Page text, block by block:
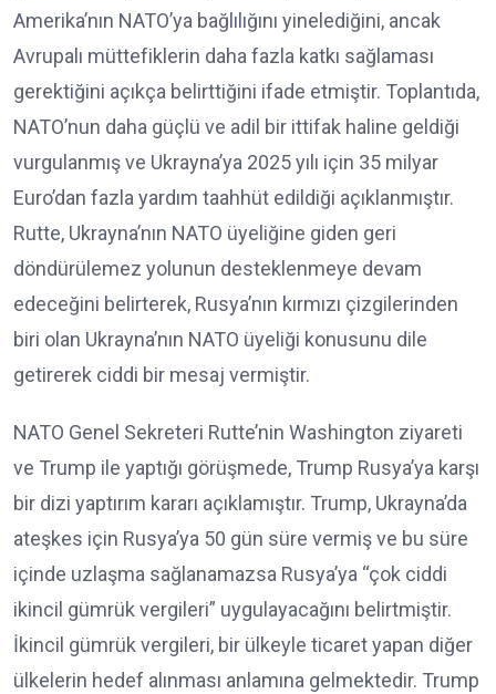
Amerika’nın NATO’ya bağlılığını yinelediğini, ancak
Avrupalı müttefiklerin daha fazla katkı sağlaması
gerektiğini açıkça belirttiğini ifade etmiştir. Toplantıda,
NATO’nun daha güçlü ve adil bir ittifak haline geldiği
vurgulanmış ve Ukrayna’ya 2025 yılı için 35 milyar
Euro’dan fazla yardım taahhüt edildiği açıklanmıştır.
Rutte, Ukrayna’nın NATO üyeliğine giden geri
döndürülemez yolunun desteklenmeye devam
edeceğini belirterek, Rusya’nın kırmızı çizgilerinden
biri olan Ukrayna’nın NATO üyeliği konusunu dile
getirerek ciddi bir mesaj vermiştir.
NATO Genel Sekreteri Rutte’nin Washington ziyareti
ve Trump ile yaptığı görüşmede, Trump Rusya’ya karşı
bir dizi yaptırım kararı açıklamıştır. Trump, Ukrayna’da
ateşkes için Rusya’ya 50 gün süre vermiş ve bu süre
içinde uzlaşma sağlanamazsa Rusya’ya “çok ciddi
ikincil gümrük vergileri” uygulayacağını belirtmiştir.
İkincil gümrük vergileri, bir ülkeyle ticaret yapan diğer
ülkelerin hedef alınması anlamına gelmektedir. Trump